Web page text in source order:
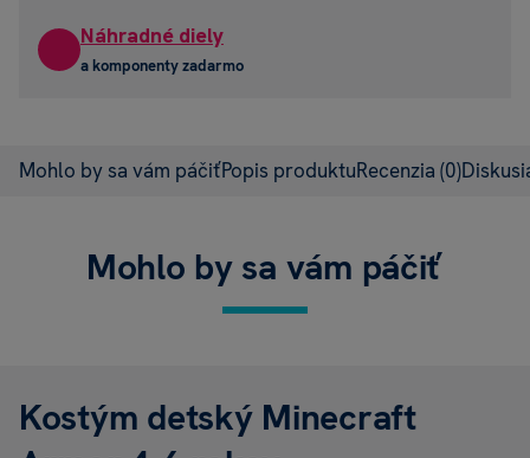
Náhradné diely
a komponenty zadarmo
Mohlo by sa vám páčiťPopis produktuRecenzia (0)
Mohlo by sa vám páčiť
Kostým detský Minecraft